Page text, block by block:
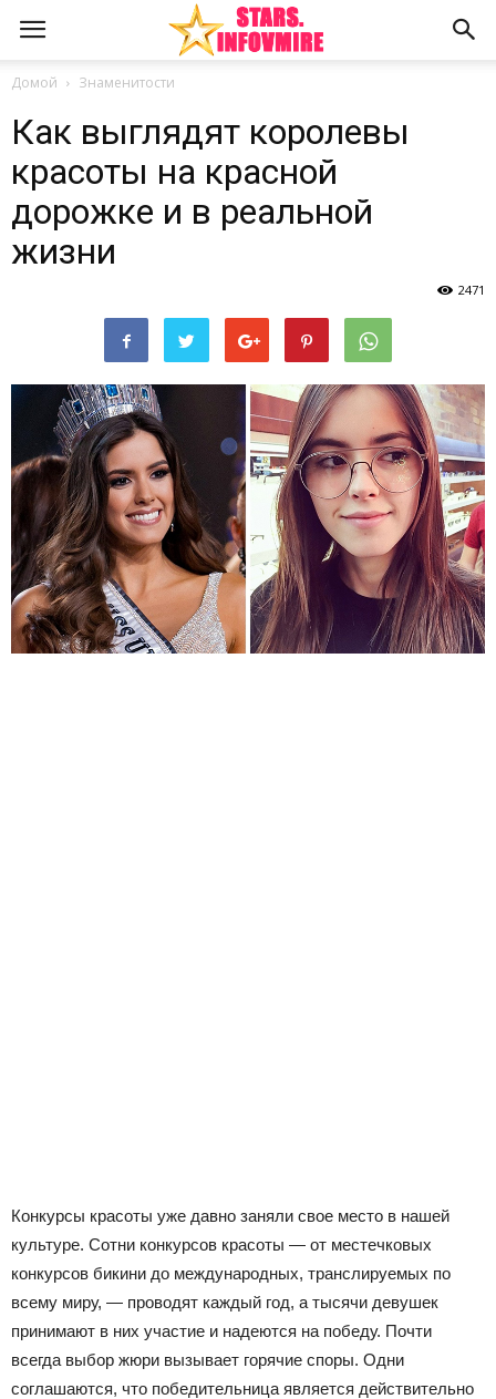
Домой Знаменитости
Как выглядят королевы
красоты на красной
дорожке и в реальной
жизни
2471
Конкурсы красоты уже давно заняли свое место в нашей
культуре. Сотни конкурсов красоты — от местечковых
конкурсов бикини до международных, транслируемых по
всему миру, — проводят каждый год, а тысячи девушек
принимают в них участие и надеются на победу. Почти
всегда выбор жюри вызывает горячие споры. Одни
соглашаются, что победительница является действительно